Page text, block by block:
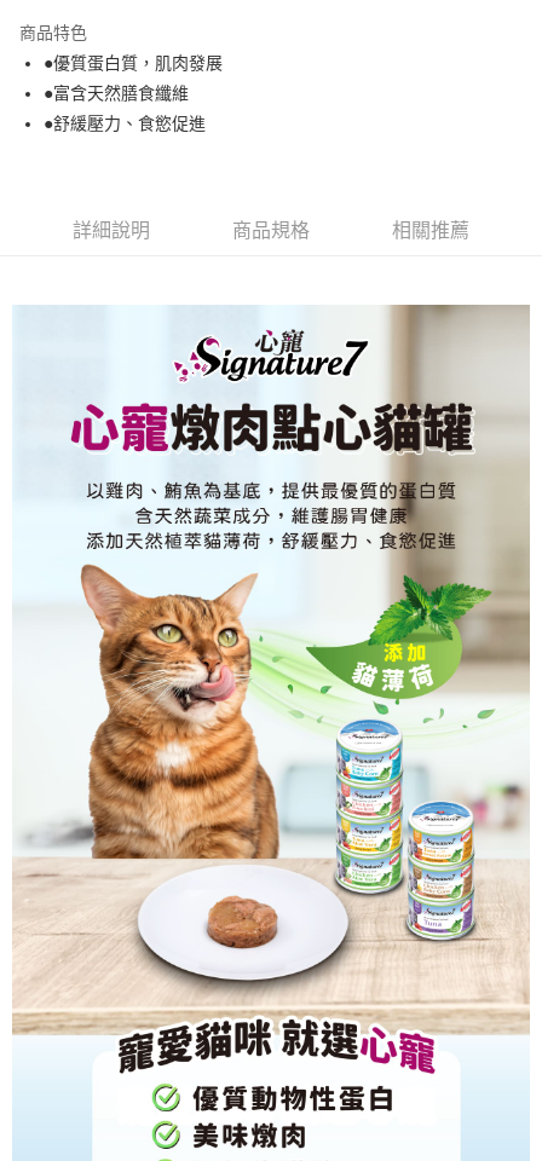
【「AFTEE先享後付」結帳流程】
結帳頁面，進行簡訊認證並確認金額後，即可完成結帳。
２．訂單成立數日內，您將收到繳費通知簡訊。
３．收到繳費通知簡訊後14天內，點擊此簡訊中的連結，可透過四大超商／
ATM／網路銀行／等多元方式進行付款，方視為交易完成。
※ 交易是否成功請以「AFTEE先享後付 」之結帳頁面顯示為準，若有關於
是否繳費成功／繳費後需取消欲退款等相關疑問，請聯繫「AFTEE先享後付
【注意事項】
１．透過由恩沛科技股份有限公司提供之「AFTEE先享後付」服務完成之交
易，需依本服務之必要範圍內提供個人資料，並將交易相關給付款項請求債
權轉讓予恩沛科技股份有限公司。
https://aftee.tw/terms/#terms3
３．未成年的使用者請事先徵得法定代理人或監護人之同意方可使用
４．使用「AFTEE先享後付」時，將依據個別帳號之用戶狀況，依本公司即
時審查核予不同之上限額度；若仍有額度不足之情形，本公司將視審查結果
請求用戶進行身份認證。
５．嚴禁一人註冊多個帳號或使用他人資訊註冊。若發現惡意使用之情形，
恩沛科技股份有限公司將有權停止該用戶之使用額度並採取法律行動。
每筆NT$80，滿NT$2,000(含以上)免運費
付款後全家取貨
每筆NT$80，滿NT$2,000(含以上)免運費
付款後7-11取貨
一般宅配
每筆NT$100，滿NT$2,000(含以上)免運費
每筆NT$300
宅配-離島
每筆NT$180
商品特色
●優質蛋白質，肌肉發展
●富含天然膳食纖維
●舒緩壓力、食慾促進
詳細說明 商品規格 相關推薦